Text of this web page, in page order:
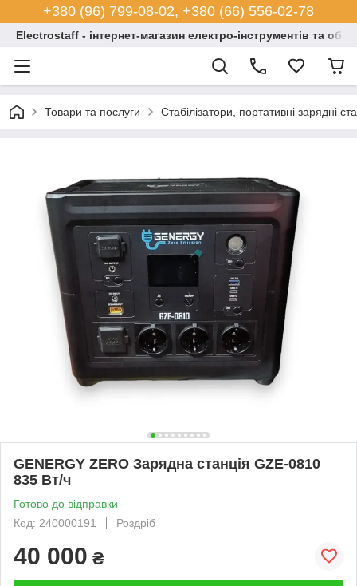
+380 (96) 799-08-02, +380 (66) 556-02-78
Electrostaff - інтернет-магазин електро-інструментів та
Товари та послуги Стабілізатори, портативні зарядні
GENERGY ZERO Зарядна станція GZE-0810
835 Вт/ч
Готово до відправки
Код: 240000191
Роздріб
40 000 ₴